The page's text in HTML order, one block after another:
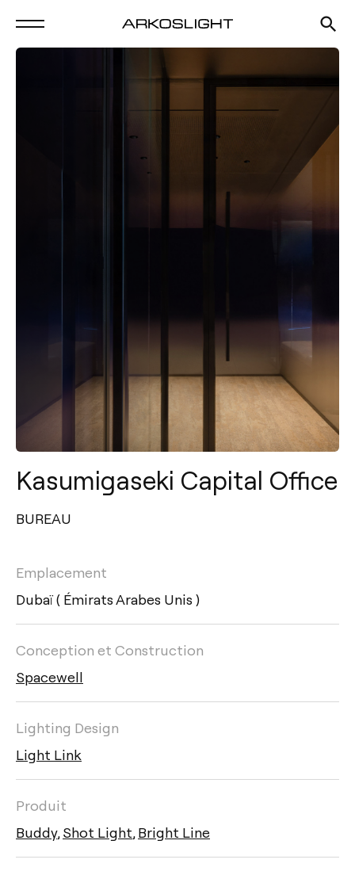
Kasumigaseki Capital Office
BUREAU
Emplacement
Dubaï ( Émirats Arabes Unis )
Conception et Construction
Spacewell
Lighting Design
Light Link
Produit
Buddy,Shot Light,Bright Line